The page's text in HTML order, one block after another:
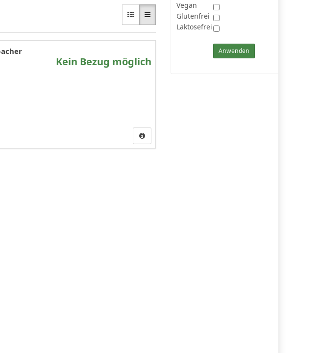
Kein Bezug möglich
Vegan
Glutenfrei
Laktosefrei